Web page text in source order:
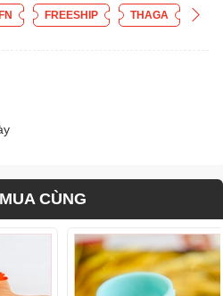
FREESHIP THAGA
CÙNG